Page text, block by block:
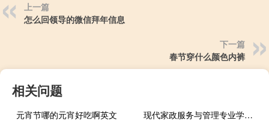
上一篇
怎么回领导的微信拜年信息
下一篇
春节穿什么颜色内裤
相关问题
元宵节哪的元宵好吃啊英文
现代家政服务与管理专业学什么